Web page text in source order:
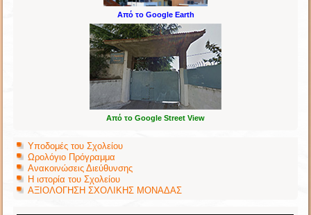
Από το Google Earth
Από το Google Street View
Υποδομές του Σχολείου
Ωρολόγιο Πρόγραμμα
Ανακοινώσεις Διεύθυνσης
Η ιστορία του Σχολείου
ΑΞΙΟΛΟΓΗΣΗ ΣΧΟΛΙΚΗΣ ΜΟΝΑΔΑΣ